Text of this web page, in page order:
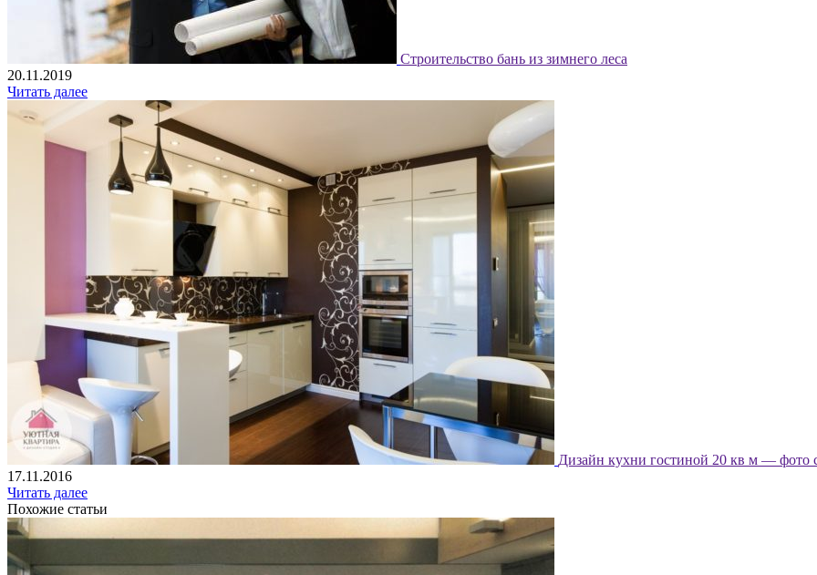
Строительство бань из зимнего леса
20.11.2019
Читать далее
Дизайн кухни гостиной 20 кв м — фото
17.11.2016
Читать далее
Похожие статьи